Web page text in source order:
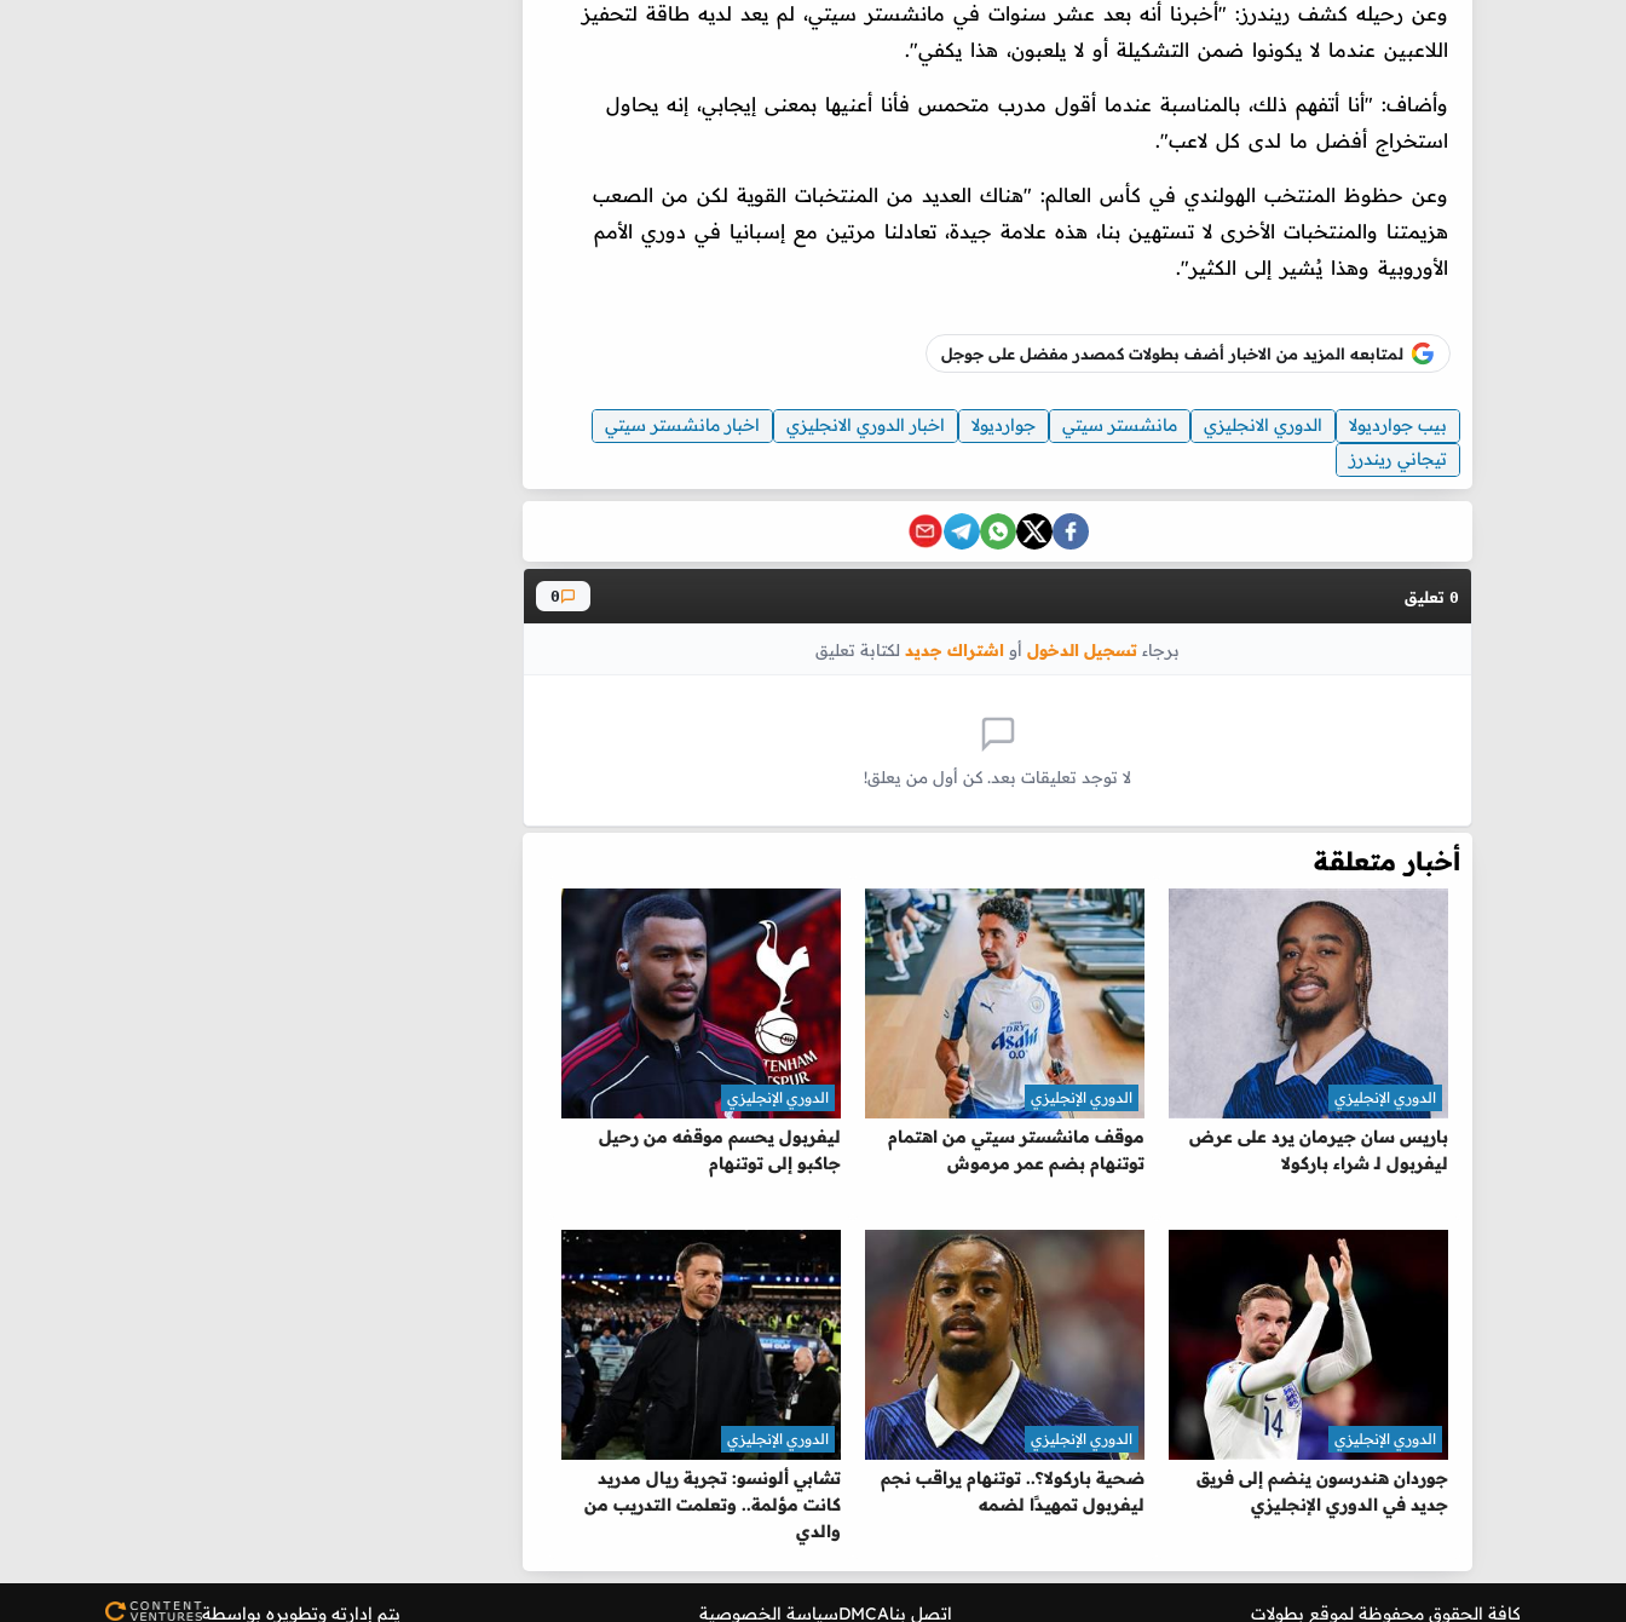
وعن رحيله كشف ريندرز: "أخبرنا أنه بعد عشر سنوات في مانشستر سيتي، لم يعد لديه طاقة لتحفيز
اللاعبين عندما لا يكونوا ضمن التشكيلة أو لا يلعبون، هذا يكفي".
وأضاف: "أنا أتفهم ذلك، بالمناسبة عندما أقول مدرب متحمس فأنا أعنيها بمعنى إيجابي، إنه يحاول
استخراج أفضل ما لدى كل لاعب".
وعن حظوظ المنتخب الهولندي في كأس العالم: "هناك العديد من المنتخبات القوية لكن من الصعب
هزيمتنا والمنتخبات الأخرى لا تستهين بنا، هذه علامة جيدة، تعادلنا مرتين مع إسبانيا في دوري الأمم
الأوروبية وهذا يُشير إلى الكثير".
لمتابعه المزيد من الاخبار أضف بطولات كمصدر مفضل على جوجل
بيب جوارديولا الدوري الانجليزي مانشستر سيتي جوارديولا اخبار الدوري الانجليزي
اخبار مانشستر سيتي
تيجاني ريندرز
0 تعليق 0
برجاء تسجيل الدخول أو اشتراك جديد لكتابة تعليق
لا توجد تعليقات بعد. كن أول من يعلق!
أخبار متعلقة
باريس سان جيرمان يرد على عرض
ليفربول لـ شراء باركولا
الدوري الإنجليزي
موقف مانشستر سيتي من اهتمام
توتنهام بضم عمر مرموش
الدوري الإنجليزي
ليفربول يحسم موقفه من رحيل
جاكبو إلى توتنهام
الدوري الإنجليزي
جوردان هندرسون ينضم إلى فريق
جديد في الدوري الإنجليزي
الدوري الإنجليزي
ضحية باركولا؟.. توتنهام يراقب نجم
ليفربول تمهيدًا لضمه
الدوري الإنجليزي
تشابي ألونسو: تجربة ريال مدريد
كانت مؤلمة.. وتعلمت التدريب من
والدي
الدوري الإنجليزي
كافة الحقوق محفوظة لموقع بطولات اتصل بناDMCAسياسة الخصوصية يتم إدارته وتطويره بواسطة